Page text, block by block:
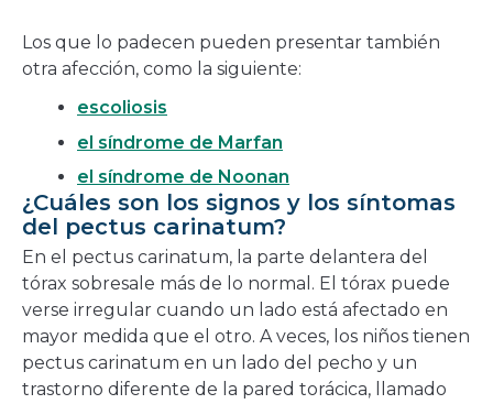
Los que lo padecen pueden presentar también
otra afección, como la siguiente:
escoliosis
el síndrome de Marfan
el síndrome de Noonan
¿Cuáles son los signos y los síntomas
del pectus carinatum?
En el pectus carinatum, la parte delantera del
tórax sobresale más de lo normal. El tórax puede
verse irregular cuando un lado está afectado en
mayor medida que el otro. A veces, los niños tienen
pectus carinatum en un lado del pecho y un
trastorno diferente de la pared torácica, llamado